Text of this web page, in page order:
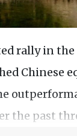
rally in the
Chinese
the past